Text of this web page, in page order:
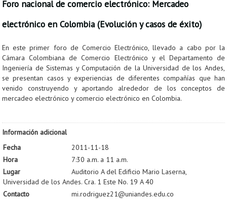
Foro nacional de comercio electrónico: Mercadeo
electrónico en Colombia (Evolución y casos de éxito)
En este primer foro de Comercio Electrónico, llevado a cabo por la
Cámara Colombiana de Comercio Electrónico y el Departamento de
Ingeniería de Sistemas y Computación de la Universidad de los Andes,
se presentan casos y experiencias de diferentes compañías que han
venido construyendo y aportando alrededor de los conceptos de
mercadeo electrónico y comercio electrónico en Colombia.
Información adicional
Fecha
2011-11-18
Hora
7:30 a.m. a 11 a.m.
Lugar
Auditorio A del Edificio Mario Laserna,
Universidad de los Andes. Cra. 1 Este No. 19 A 40
Contacto
mi.rodriguez21@uniandes.edu.co